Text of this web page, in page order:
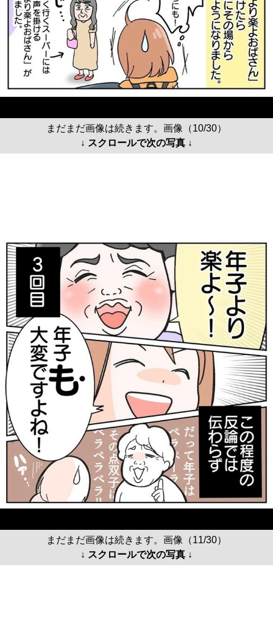
まだまだ画像は続きます。画像（10/30）
↓ スクロールで次の写真 ↓
まだまだ画像は続きます。画像（11/30）
↓ スクロールで次の写真 ↓